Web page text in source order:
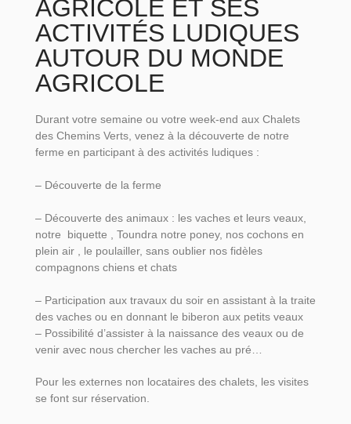
AGRICOLE ET SES
ACTIVITÉS LUDIQUES
AUTOUR DU MONDE
AGRICOLE
Durant votre semaine ou votre week-end aux Chalets
des Chemins Verts, venez à la découverte de notre
ferme en participant à des activités ludiques :
– Découverte de la ferme
– Découverte des animaux : les vaches et leurs veaux,
notre biquette , Toundra notre poney, nos cochons en
plein air , le poulailler, sans oublier nos fidèles
compagnons chiens et chats
– Participation aux travaux du soir en assistant à la traite
des vaches ou en donnant le biberon aux petits veaux
– Possibilité d’assister à la naissance des veaux ou de
venir avec nous chercher les vaches au pré…
Pour les externes non locataires des chalets, les visites
se font sur réservation.